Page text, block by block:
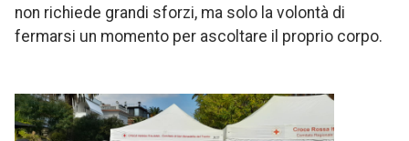
non richiede grandi sforzi, ma solo la volontà di
fermarsi un momento per ascoltare il proprio corpo.